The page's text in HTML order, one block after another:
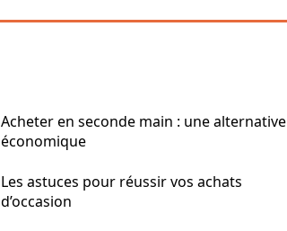
Acheter en seconde main : une alternative
économique
Les astuces pour réussir vos achats
d’occasion